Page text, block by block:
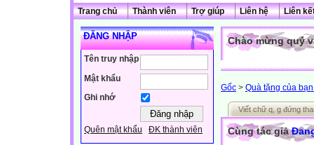
Trang chủ Thành viên Trợ giúp Liên hệ Liên
ĐĂNG NHẬP
Tên truy nhập
Mật khẩu
Ghi nhớ
Quên mật khẩu ĐK thành viên
Chào mừng quý
Gốc > Quà tặng của
Viết chữ q, g đứng
Cùng tác giả